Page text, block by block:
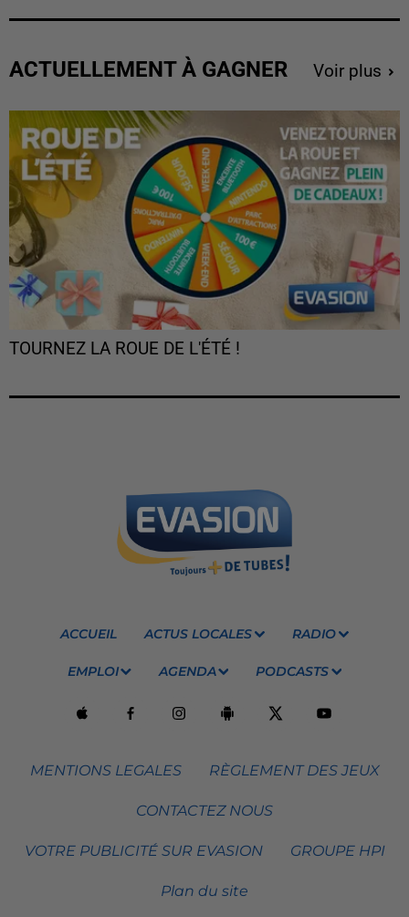
ACTUELLEMENT À GAGNER Voir plus
TOURNEZ LA ROUE DE L'ÉTÉ !
ACCUEIL ACTUS LOCALES RADIO
EMPLOI AGENDA PODCASTS
MENTIONS LEGALES RÈGLEMENT DES JEUX
CONTACTEZ NOUS
VOTRE PUBLICITÉ SUR EVASION GROUPE HPI
Plan du site